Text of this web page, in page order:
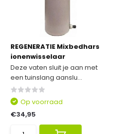
REGENERATIE Mixbedhars
ionenwisselaar
Deze vaten sluit je aan met
een tuinslang aanslu...
Op voorraad
€34,95